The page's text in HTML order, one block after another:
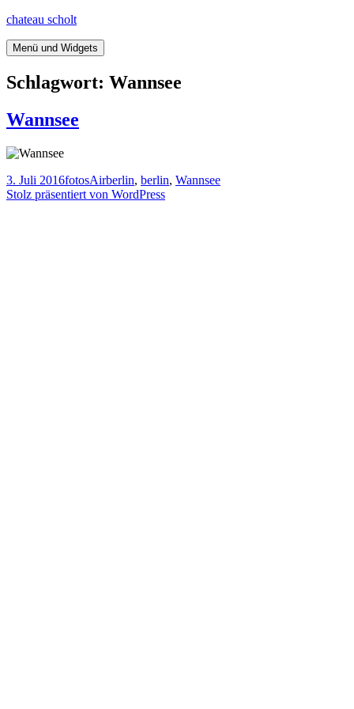
Springe
Inhalt
chateau scholt
Menü und Widgets
Schlagwort: Wannsee
Wannsee
Veröffentlicht
am
3. Juli 2016Kategorien
fotosTags
Airberlin, berlin, Wannsee
Stolz präsentiert von WordPress